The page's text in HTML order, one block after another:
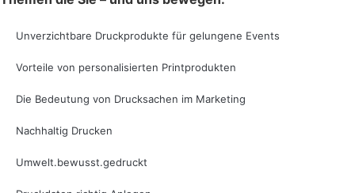
Unverzichtbare Druckprodukte für gelungene Events
Vorteile von personalisierten Printprodukten
Die Bedeutung von Drucksachen im Marketing
Nachhaltig Drucken
Umwelt.bewusst.gedruckt